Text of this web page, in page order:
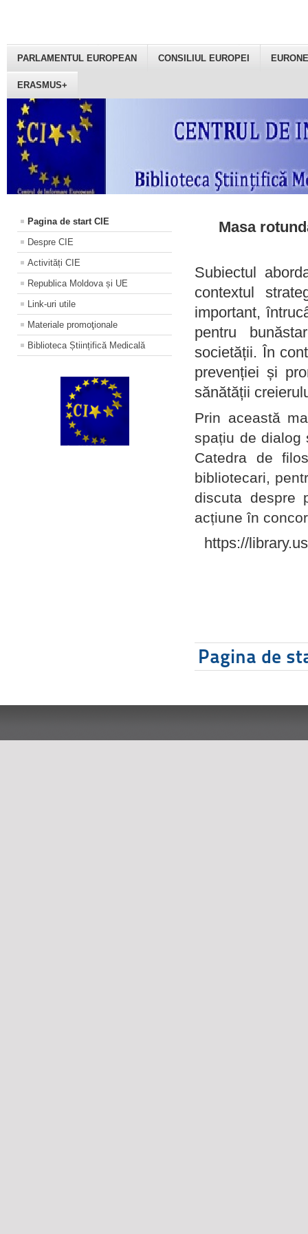
PARLAMENTUL EUROPEAN CONSILIUL EUROPEI
ERASMUS+
Pagina de start CIE
Despre CIE
Activități CIE
Republica Moldova și UE
Link-uri utile
Materiale promoţionale
Biblioteca Științifică Medicală
Masa
Subiectul
contextul
important,
pentru
societății. În
prevenției și
sănătății
Prin această
spațiu de dialog
Catedra de
bibliotecari,
discuta despre
acțiune în
https://
Pagina de